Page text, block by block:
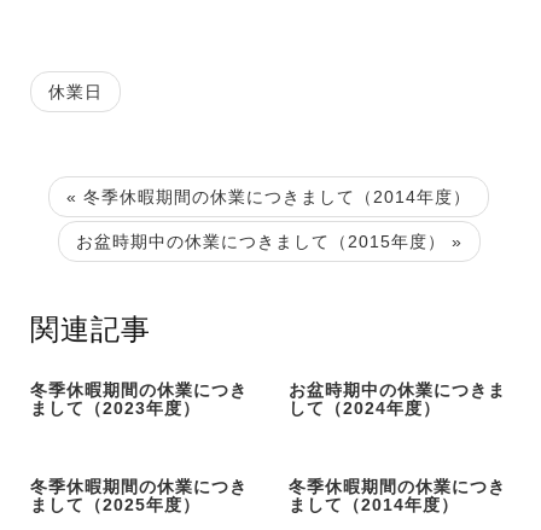
休業日
« 冬季休暇期間の休業につきまして（2014年度）
お盆時期中の休業につきまして（2015年度） »
関連記事
冬季休暇期間の休業につき
まして（2023年度）
お盆時期中の休業につきま
して（2024年度）
冬季休暇期間の休業につき
まして（2025年度）
冬季休暇期間の休業につき
まして（2014年度）